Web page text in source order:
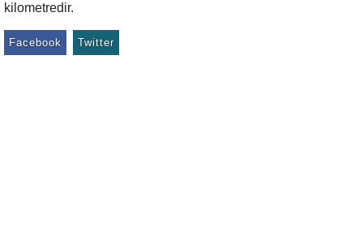
kilometredir.
Facebook Twitter